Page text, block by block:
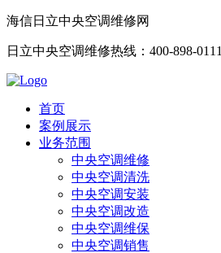
海信日立中央空调维修网
日立中央空调维修热线：400-898-0111
首页
案例展示
业务范围
中央空调维修
中央空调清洗
中央空调安装
中央空调改造
中央空调维保
中央空调销售